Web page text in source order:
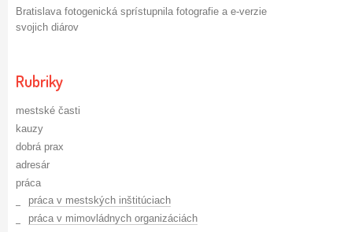
Bratislava fotogenická sprístupnila fotografie a e-verzie
svojich diárov
Rubriky
mestské časti
kauzy
dobrá prax
adresár
práca
práca v mestských inštitúciach
práca v mimovládnych organizáciách